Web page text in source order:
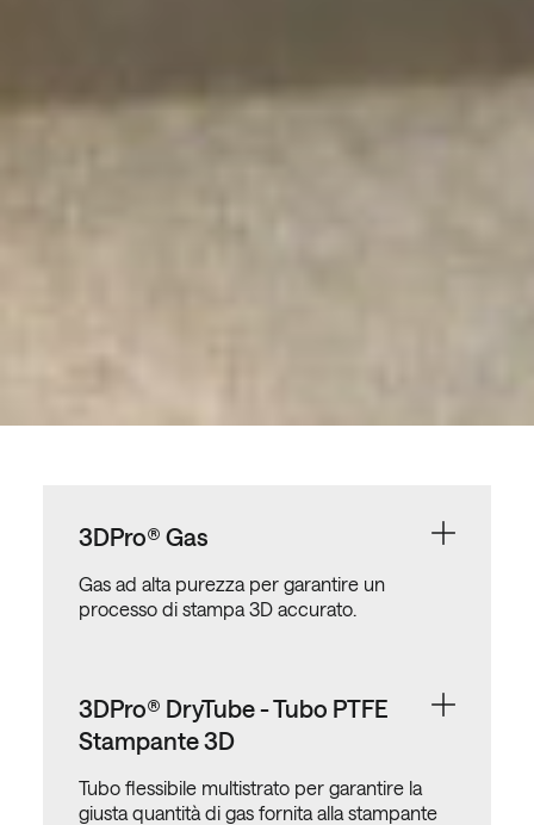
3DPro® Gas
Gas ad alta purezza per garantire un
processo di stampa 3D accurato.
3DPro® DryTube - Tubo PTFE
Stampante 3D
Tubo flessibile multistrato per garantire la
giusta quantità di gas fornita alla stampante